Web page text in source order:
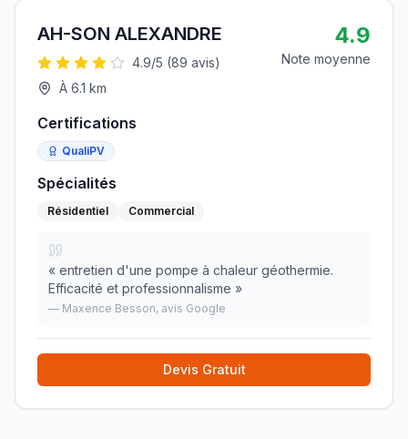
AH-SON ALEXANDRE
4.9/5 (89 avis)
À 6.1 km
4.9
Note moyenne
Certifications
QualiPV
Spécialités
Résidentiel Commercial
« entretien d'une pompe à chaleur géothermie.
Efficacité et professionnalisme »
— Maxence Besson, avis Google
Devis Gratuit